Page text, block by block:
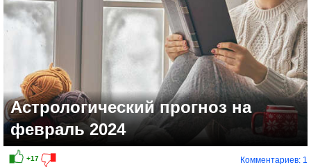
Астрологический прогноз на
февраль 2024
Комментариев: 1